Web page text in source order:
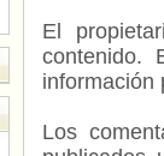
El
contenido.
información
Los